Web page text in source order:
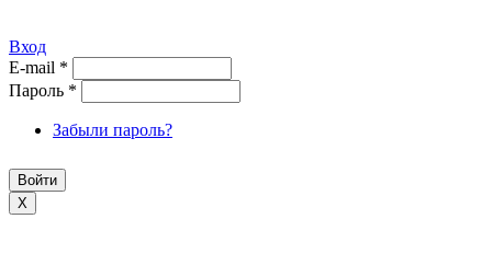
Вход
E-mail *
Пароль *
Забыли пароль?
X